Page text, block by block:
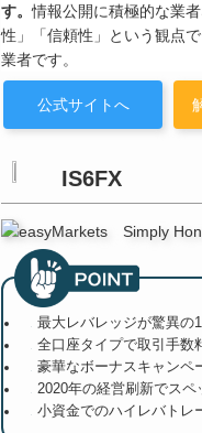
す。情報公開に積極的な業
性」「信頼性」という観点
業者です。
公式サイトへ
IS6FX
最大レバレッジが驚異の
全口座タイプで取引手数
豪華なボーナスキャンペ
2020年の経営刷新でスペ
小資金でのハイレバトレ